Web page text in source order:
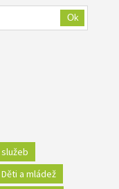
Ok
Děti a mládež